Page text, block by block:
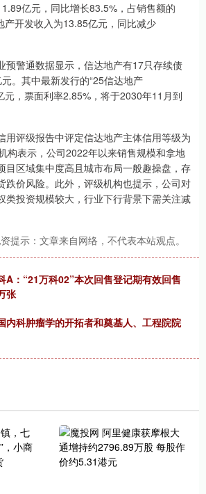
亿元，同比增长83.5%，占销售额的
产开发收入为13.85亿元，同比减少
警通数据显示，信达地产有17只存续债
。其中最新发行的“25信达地产
元，票面利率2.85%，将于2030年11月到
评级报告中评定信达地产主体信用等级为
构表示，公司2022年以来销售规模和拿地
目区域集中度高且城市布局一般趣操盘，存
跌价风险。此外，评级机构也提示，公司对
类投资规模较大，行业下行背景下需关注减
提示：文章来自网络，不代表本站观点。
A：“21万科02”本次回售登记期有效回售
张
内科肿瘤学的开拓者和奠基人、工程院院